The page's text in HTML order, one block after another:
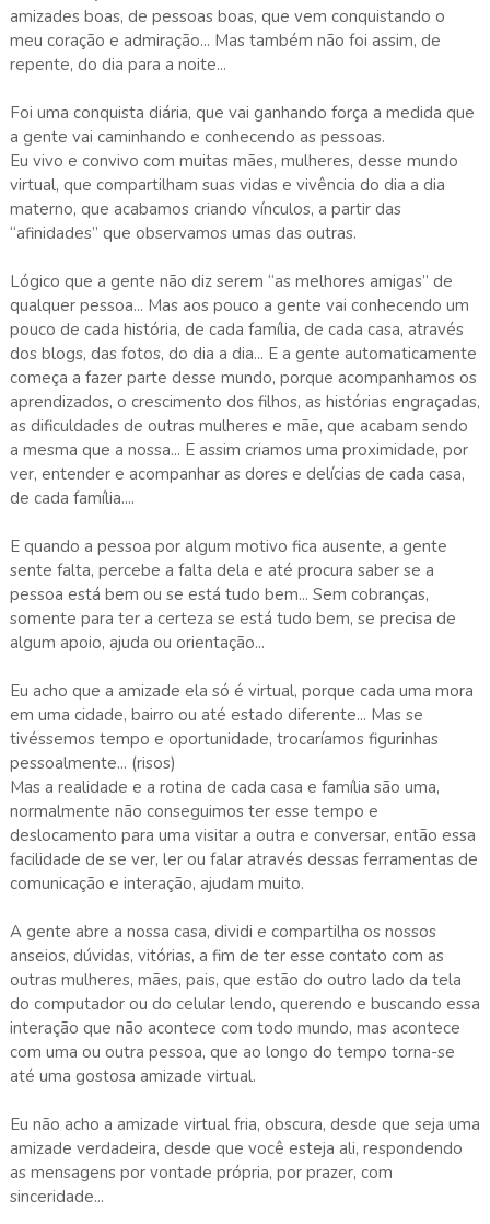
amizades boas, de pessoas boas, que vem conquistando o
meu coração e admiração... Mas também não foi assim, de
repente, do dia para a noite...
Foi uma conquista diária, que vai ganhando força a medida que
a gente vai caminhando e conhecendo as pessoas.
Eu vivo e convivo com muitas mães, mulheres, desse mundo
virtual, que compartilham suas vidas e vivência do dia a dia
materno, que acabamos criando vínculos, a partir das
“afinidades” que observamos umas das outras.
Lógico que a gente não diz serem “as melhores amigas” de
qualquer pessoa... Mas aos pouco a gente vai conhecendo um
pouco de cada história, de cada família, de cada casa, através
dos blogs, das fotos, do dia a dia... E a gente automaticamente
começa a fazer parte desse mundo, porque acompanhamos os
aprendizados, o crescimento dos filhos, as histórias engraçadas,
as dificuldades de outras mulheres e mãe, que acabam sendo
a mesma que a nossa... E assim criamos uma proximidade, por
ver, entender e acompanhar as dores e delícias de cada casa,
de cada família....
E quando a pessoa por algum motivo fica ausente, a gente
sente falta, percebe a falta dela e até procura saber se a
pessoa está bem ou se está tudo bem... Sem cobranças,
somente para ter a certeza se está tudo bem, se precisa de
algum apoio, ajuda ou orientação...
Eu acho que a amizade ela só é virtual, porque cada uma mora
em uma cidade, bairro ou até estado diferente... Mas se
tivéssemos tempo e oportunidade, trocaríamos figurinhas
pessoalmente... (risos)
Mas a realidade e a rotina de cada casa e família são uma,
normalmente não conseguimos ter esse tempo e
deslocamento para uma visitar a outra e conversar, então essa
facilidade de se ver, ler ou falar através dessas ferramentas de
comunicação e interação, ajudam muito.
A gente abre a nossa casa, dividi e compartilha os nossos
anseios, dúvidas, vitórias, a fim de ter esse contato com as
outras mulheres, mães, pais, que estão do outro lado da tela
do computador ou do celular lendo, querendo e buscando essa
interação que não acontece com todo mundo, mas acontece
com uma ou outra pessoa, que ao longo do tempo torna-se
até uma gostosa amizade virtual.
Eu não acho a amizade virtual fria, obscura, desde que seja uma
amizade verdadeira, desde que você esteja ali, respondendo
as mensagens por vontade própria, por prazer, com
sinceridade...